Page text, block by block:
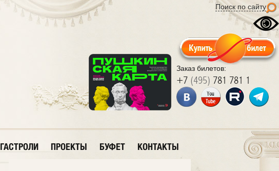
Поиск по сайту
Заказ билетов:
+7 (495) 781 781 1
ГАСТРОЛИ ПРОЕКТЫ БУФЕТ КОНТАКТЫ